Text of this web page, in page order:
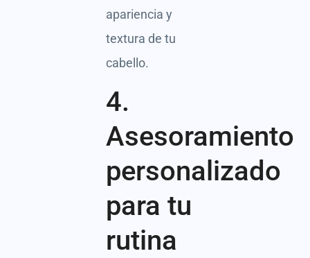
apariencia y
textura de tu
cabello.
4.
Asesoramiento
personalizado
para tu
rutina